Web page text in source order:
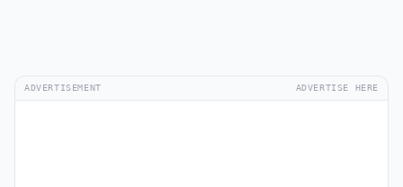
ADVERTISEMENT ADVERTISE HERE